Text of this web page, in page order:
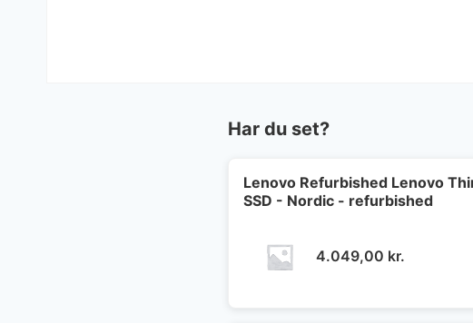
Har du set?
Lenovo Refurbished Lenovo
SSD - Nordic - refurbished
4.049,00 kr.